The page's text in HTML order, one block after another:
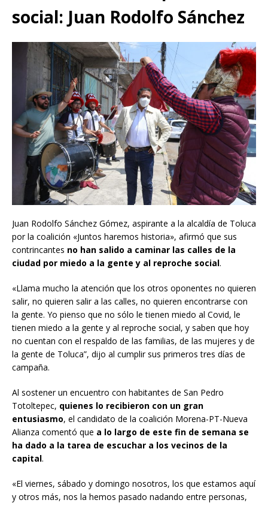
social: Juan Rodolfo Sánchez
Juan Rodolfo Sánchez Gómez, aspirante a la alcaldía de Toluca
por la coalición «Juntos haremos historia», afirmó que sus
contrincantes no han salido a caminar las calles de la
ciudad por miedo a la gente y al reproche social.
«Llama mucho la atención que los otros oponentes no quieren
salir, no quieren salir a las calles, no quieren encontrarse con
la gente. Yo pienso que no sólo le tienen miedo al Covid, le
tienen miedo a la gente y al reproche social, y saben que hoy
no cuentan con el respaldo de las familias, de las mujeres y de
la gente de Toluca”, dijo al cumplir sus primeros tres días de
campaña.
Al sostener un encuentro con habitantes de San Pedro
Totoltepec, quienes lo recibieron con un gran
entusiasmo, el candidato de la coalición Morena-PT-Nueva
Alianza comentó que a lo largo de este fin de semana se
ha dado a la tarea de escuchar a los vecinos de la
capital.
«El viernes, sábado y domingo nosotros, los que estamos aquí
y otros más, nos la hemos pasado nadando entre personas,